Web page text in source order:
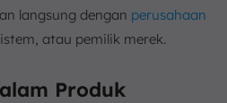
langsung dengan perusahaan
atau pemilik merek.
Produk